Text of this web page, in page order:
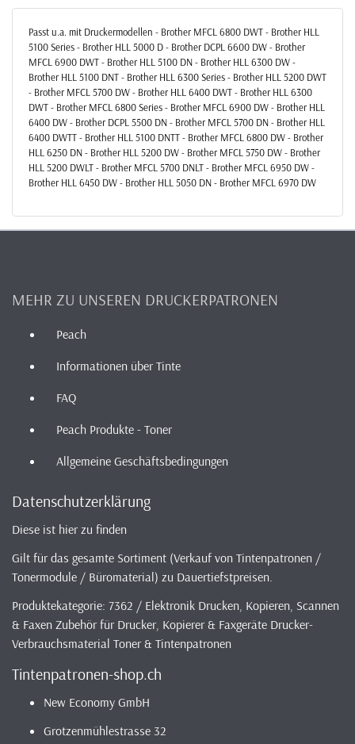
Passt u.a. mit Druckermodellen - Brother MFCL 6800 DWT - Brother HLL
5100 Series - Brother HLL 5000 D - Brother DCPL 6600 DW - Brother
MFCL 6900 DWT - Brother HLL 5100 DN - Brother HLL 6300 DW -
Brother HLL 5100 DNT - Brother HLL 6300 Series - Brother HLL 5200 DWT
- Brother MFCL 5700 DW - Brother HLL 6400 DWT - Brother HLL 6300
DWT - Brother MFCL 6800 Series - Brother MFCL 6900 DW - Brother HLL
6400 DW - Brother DCPL 5500 DN - Brother MFCL 5700 DN - Brother HLL
6400 DWTT - Brother HLL 5100 DNTT - Brother MFCL 6800 DW - Brother
HLL 6250 DN - Brother HLL 5200 DW - Brother MFCL 5750 DW - Brother
HLL 5200 DWLT - Brother MFCL 5700 DNLT - Brother MFCL 6950 DW -
Brother HLL 6450 DW - Brother HLL 5050 DN - Brother MFCL 6970 DW
MEHR ZU UNSEREN DRUCKERPATRONEN
Peach
Informationen über Tinte
FAQ
Peach Produkte - Toner
Allgemeine Geschäftsbedingungen
Datenschutzerklärung
Diese ist hier zu finden
Gilt für das gesamte Sortiment (Verkauf von Tintenpatronen /
Tonermodule / Büromaterial) zu Dauertiefstpreisen.
Produktekategorie: 7362 / Elektronik Drucken, Kopieren, Scannen
& Faxen Zubehör für Drucker, Kopierer & Faxgeräte Drucker-
Verbrauchsmaterial Toner & Tintenpatronen
Tintenpatronen-shop.ch
New Economy GmbH
Grotzenmühlestrasse 32